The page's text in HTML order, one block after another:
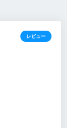
レビュー